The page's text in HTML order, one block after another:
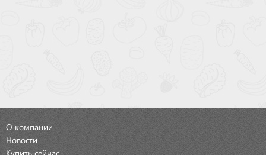
О компании
Новости
Купить сейчас